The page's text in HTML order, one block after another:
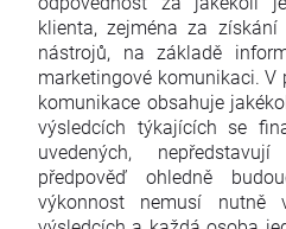
klienta, zejména za
nástrojů, na základě
marketingové komunikaci. V
komunikace obsahuje
výsledcích týkajících se
uvedených,
předpověď ohledně
výkonnost nemusí nutně